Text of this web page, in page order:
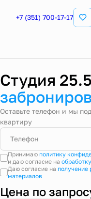
+7 (351) 700-17-17
Студия
Оставьте телефон и мы
квартиру
Принимаю политику
и даю согласие на
Даю согласие на
материалов
Цена по